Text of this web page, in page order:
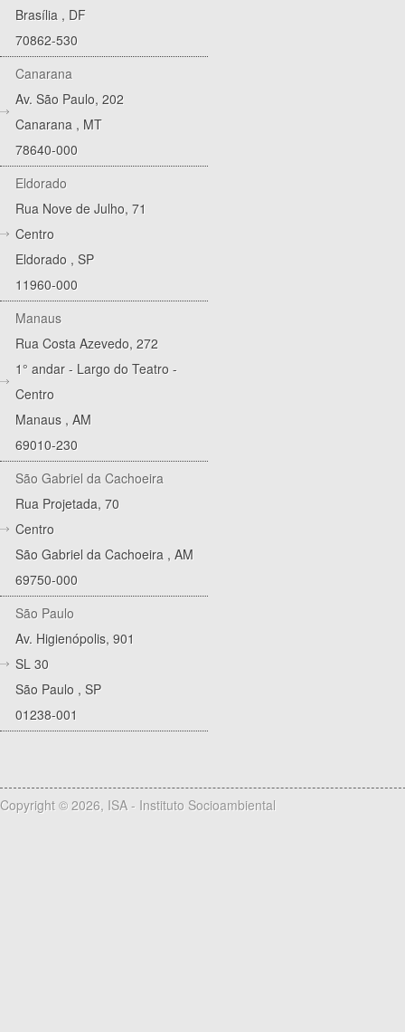
Brasília , DF
70862-530
Canarana
Av. São Paulo, 202
Canarana , MT
78640-000
Eldorado
Rua Nove de Julho, 71
Centro
Eldorado , SP
11960-000
Manaus
Rua Costa Azevedo, 272
1° andar - Largo do Teatro -
Centro
Manaus , AM
69010-230
São Gabriel da Cachoeira
Rua Projetada, 70
Centro
São Gabriel da Cachoeira , AM
69750-000
São Paulo
Av. Higienópolis, 901
SL 30
São Paulo , SP
01238-001
Copyright © 2026, ISA - Instituto Socioambiental